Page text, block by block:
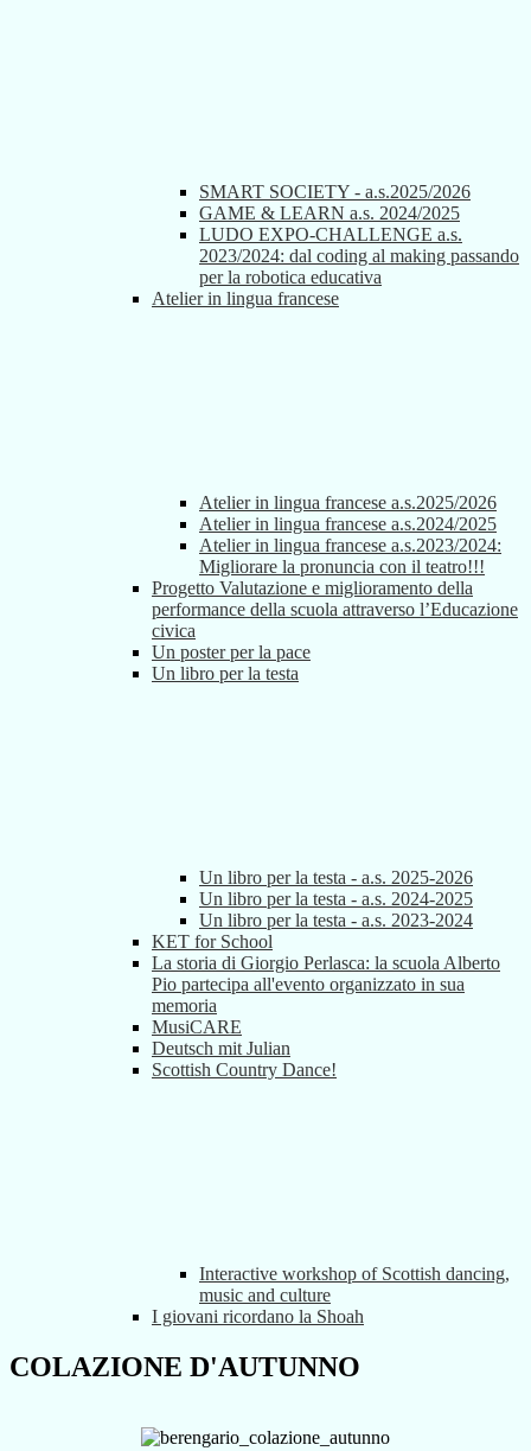
SMART SOCIETY - a.s.2025/2026
GAME & LEARN a.s. 2024/2025
LUDO EXPO-CHALLENGE a.s.
2023/2024: dal coding al making passando
per la robotica educativa
Atelier in lingua francese
Atelier in lingua francese a.s.2025/2026
Atelier in lingua francese a.s.2024/2025
Atelier in lingua francese a.s.2023/2024:
Migliorare la pronuncia con il teatro!!!
Progetto Valutazione e miglioramento della
performance della scuola attraverso l’Educazione
civica
Un poster per la pace
Un libro per la testa
Un libro per la testa - a.s. 2025-2026
Un libro per la testa - a.s. 2024-2025
Un libro per la testa - a.s. 2023-2024
KET for School
La storia di Giorgio Perlasca: la scuola Alberto
Pio partecipa all'evento organizzato in sua
memoria
MusiCARE
Deutsch mit Julian
Scottish Country Dance!
Interactive workshop of Scottish dancing,
music and culture
I giovani ricordano la Shoah
COLAZIONE D'AUTUNNO